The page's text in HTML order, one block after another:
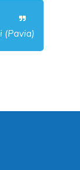
(Pavia)